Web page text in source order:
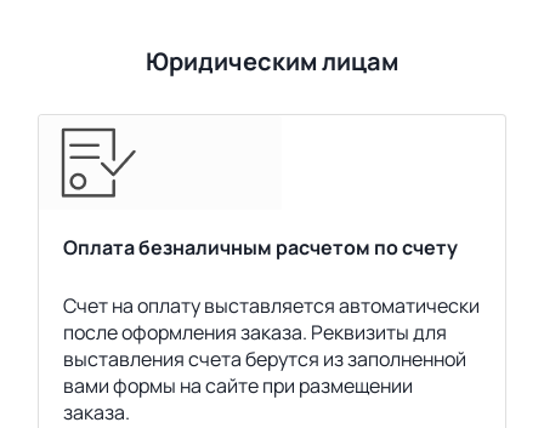
Юридическим лицам
Оплата безналичным расчетом по счету
Счет на оплату выставляется автоматически
после оформления заказа. Реквизиты для
выставления счета берутся из заполненной
вами формы на сайте при размещении
заказа.